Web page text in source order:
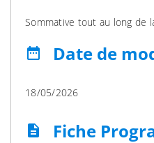
Sommative tout au long de
date_range Date de
18/05/2026
description Fiche